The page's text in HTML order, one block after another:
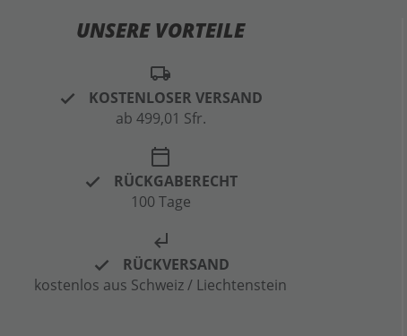
UNSERE VORTEILE
local_shipping
KOSTENLOSER VERSAND
ab 499,01 Sfr.
calendar_today
RÜCKGABERECHT
100 Tage
subdirectory_arrow_left
RÜCKVERSAND
kostenlos aus Schweiz / Liechtenstein